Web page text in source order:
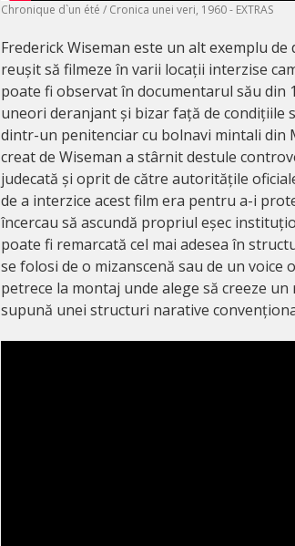
Chronique d`un été / Cronica unei veri, 1960 - EXTRAS
Frederick Wiseman este un alt exemplu
reușit să filmeze în varii locații interzise
poate fi observat în documentarul său din
uneori deranjant și bizar față de condițiile
dintr-un penitenciar cu bolnavi mintali din
creat de Wiseman a stârnit destule
judecată și oprit de către autoritățile
de a interzice acest film era pentru a-i
încercau să ascundă propriul eșec
poate fi remarcată cel mai adesea în
se folosi de o mizanscenă sau de un voice
petrece la montaj unde alege să creeze
supună unei structuri narative